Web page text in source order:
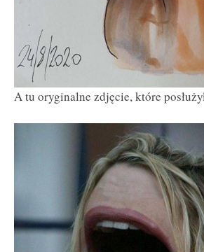
A tu oryginalne zdjęcie, które